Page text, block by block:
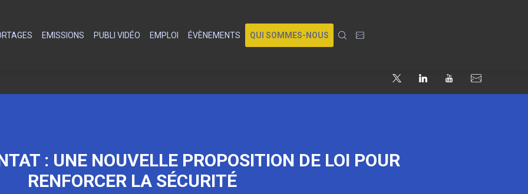
EMISSIONS PUBLI VIDÉO EMPLOI ÉVÈNEMENTS QUI SOMMES-NOUS
: UNE NOUVELLE PROPOSITION DE LOI POUR
RENFORCER LA SÉCURITÉ